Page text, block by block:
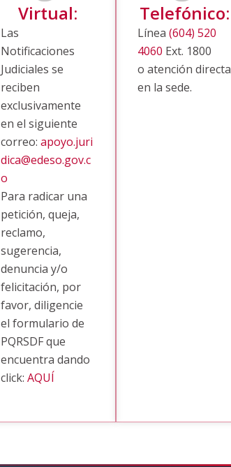
Virtual:
Las
Notificaciones
Judiciales se
reciben
exclusivamente
en el siguiente
correo: apoyo.juri
dica@edeso.gov.c
o
Para radicar una
petición, queja,
reclamo,
sugerencia,
denuncia y/o
felicitación, por
favor, diligencie
el formulario de
PQRSDF que
encuentra dando
click: AQUÍ
Telefónico:
Línea (604) 520
4060 Ext. 1800
o atención directa
en la sede.